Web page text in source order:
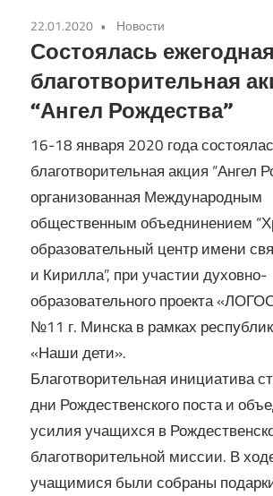
святых
Мефодия
и
Кирилла
святых
Мефодия
и
Кирилла»
22.01.2020 Новости
Состоялась ежегодная
благотворительная
“Ангел Рождества”
16-18 января 2020 года
благотворительная акция “Ангел
организованная Международным
общественным объеднинением
образовательный центр имени
и Кирилла”, при участии духовно-
образовательного проекта
№11 г. Минска в рамках
«Наши дети».
Благотворительная инициатива
дни Рождественского поста и
усилия учащихся в
благотворительной миссии. В
учащимися были собраны